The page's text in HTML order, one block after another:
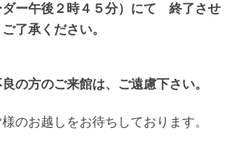
午後２時４５分）にて 終了させ
了承ください。
方のご来館は、ご遠慮下さい。
のお越しをお待ちしております。